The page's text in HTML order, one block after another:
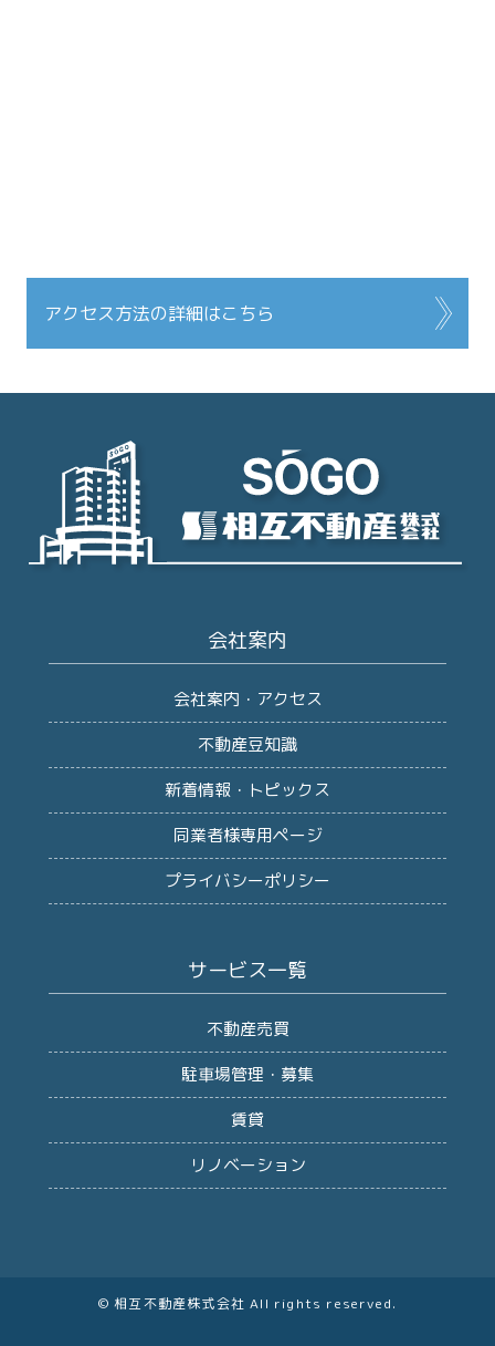
アクセス方法の詳細はこちら
会社案内
会社案内・アクセス
不動産豆知識
新着情報・トピックス
同業者様専用ページ
プライバシーポリシー
サービス一覧
不動産売買
駐車場管理・募集
賃貸
リノベーション
© 相互不動産株式会社 All rights reserved.